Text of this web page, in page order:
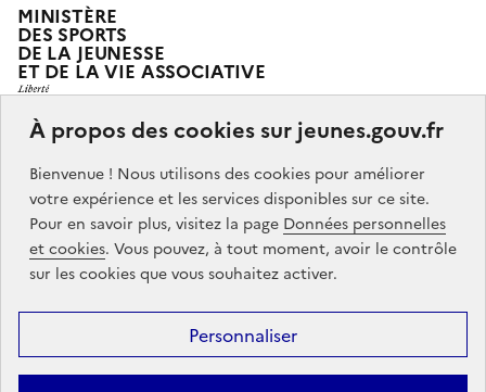
MINISTÈRE
DES SPORTS
DE LA JEUNESSE
ET DE LA VIE ASSOCIATIVE
les politiques de jeunesse du Ministère des sports, de
la jeunesse et de la vie associative.
Partners
info.gouv.fr service-public.gouv.fr legifrance.gouv.fr
data.gouv.fr
Mentions légales Accessibilité : partiellement conforme Données
À propos des cookies sur jeunes.gouv.fr
Bienvenue ! Nous utilisons des cookies pour améliorer
votre expérience et les services disponibles sur ce site.
Pour en savoir plus, visitez la page Données personnelles
et cookies. Vous pouvez, à tout moment, avoir le contrôle
sur les cookies que vous souhaitez activer.
Personnaliser